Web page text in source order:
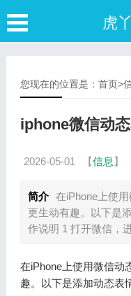
虎
您现在的位置是： 首页>
iphone微信动
2026-05-01 【信息 】
简介 在iPhone上使
更生动有趣。以下是
作说明 1 打开微信，
在iPhone上使用微信动
趣。以下是添加动态表